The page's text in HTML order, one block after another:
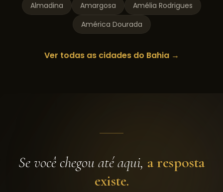
Almadina
Amargosa
Amélia Rodrigues
América Dourada
Ver todas as cidades do Bahia→
Se você chegou até aqui, a resposta
existe.